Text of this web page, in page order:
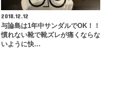
2018.12.12
与論島は1年中サンダルでOK！！
慣れない靴で靴ズレが痛くならな
いように快…